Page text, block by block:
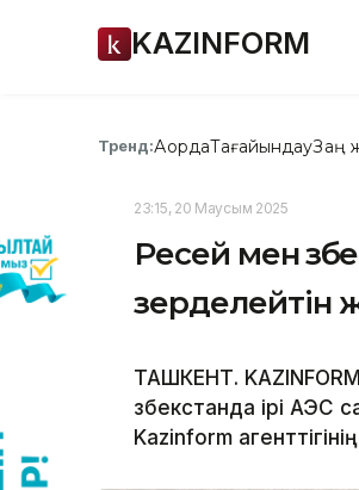
KAZINFORM
Тренд:АқордаТағайындауЗаң
23:15, 20 Маусым 2025
Ресей мен
зерделейтін
ТАШКЕНТ.
Өзбекстанда ірі АЭС
Kazinform